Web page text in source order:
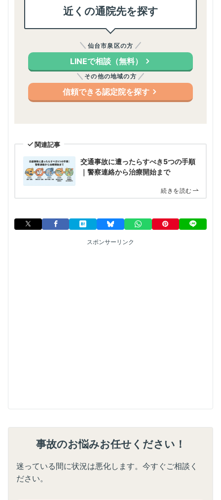
近くの通院先を探す
仙台市泉区の方
LINEで相談（無料）
その他の地域の方
信頼できる認定院を探す
関連記事
交通事故に遭ったらすべき5つの手順
｜警察連絡から治療開始まで
続きを読む
スポンサーリンク
事故のお悩みお任せください！
迷っている間に状況は悪化します。今すぐご相談く
ださい。